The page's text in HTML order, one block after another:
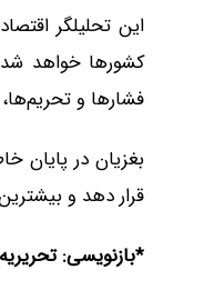
این تحلیلگر
کشورها خواهد شد.
فشارها و
بغزیان در پایان
قرار دهد و
*بازنویسی: